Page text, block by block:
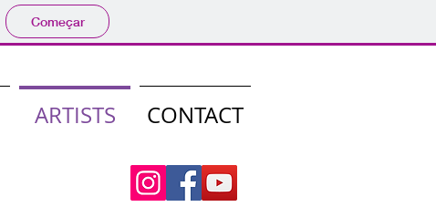
Começar
ARTISTS CONTACT